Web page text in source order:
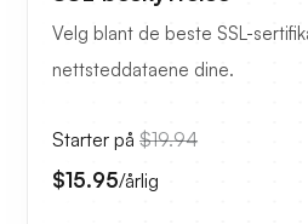
Velg blant de beste SSL-
nettsteddataene dine.
Starter på $19.94
$15.95/årlig